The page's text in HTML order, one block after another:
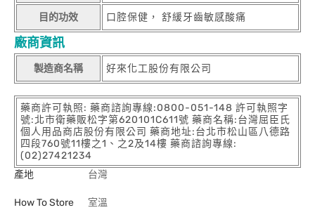
目的功效 口腔保健， 舒緩牙齒敏感酸痛
廠商資訊
製造商名稱 好來化工股份有限公司
藥商許可執照: 藥商諮詢專線:0800-051-148 許可執照字
號:北市衛藥販松字第620101C611號 藥商名稱:台灣屈臣氏
個人用品商店股份有限公司 藥商地址:台北市松山區八德路
四段760號11樓之1、之2及14樓 藥商諮詢專線:
(02)27421234
產地
台灣
How To Store 室溫